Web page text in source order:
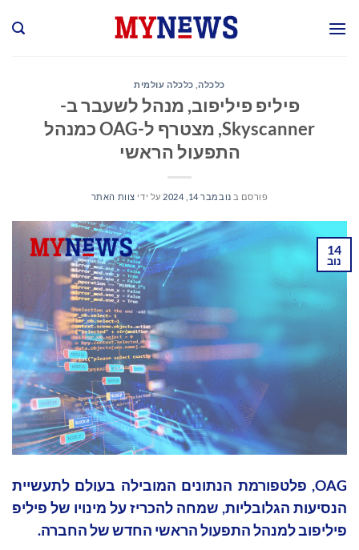
כלכלה, כלכלה עולמית
פיליפ פיליפוב, מנהל לשעבר ב-
Skyscanner, מצטרף ל-OAG כמנהל
התפעול הראשי
פורסם ב נובמבר 14, 2024 על ידי צוות האתר
14
נוב
OAG, פלטפורמת הנתונים המובילה בעולם לתעשיית
הנסיעות הגלובליות, שמחה להכריז על מינויו של פיליפ
פיליפוב למנהל התפעול הראשי החדש של החברה.